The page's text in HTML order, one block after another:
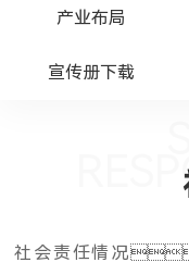
产业布局
宣传册下载
社会责任情况